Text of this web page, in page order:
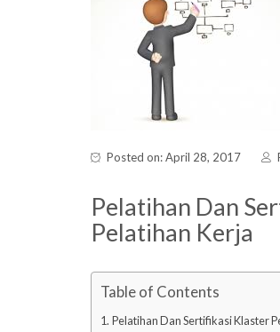
Posted on: April 28, 2017
Pelatihan Dan
Pelatihan Kerja
Table of Contents
Pelatihan Dan Sertifikasi Klaster